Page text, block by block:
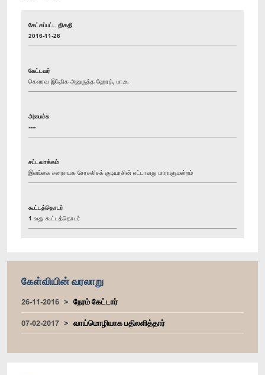
கேட்கப்பட்ட திகதி
2016-11-26
கேட்டவர்
கௌரவ இந்திக அனுருத்த ஹேரத், பா.உ.
அமைச்சு
----
சட்டவாக்கம்
இலங்கை சனநாயக சோசலிசக் குடியரசின் எட்டாவது பாராளுமன்றம்
கூட்டத்தொடர்
1 வது கூட்டத்தொடர்
கேள்வியின் வரலாறு
26-11-2016
நேரம் கேட்டார்
07-02-2017
வாய்மொழியாக பதிலளித்தார்